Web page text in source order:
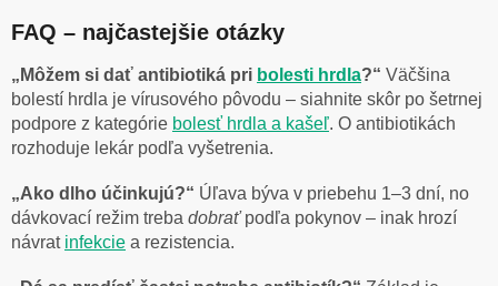
FAQ – najčastejšie otázky
„Môžem si dať antibiotiká pri bolesti hrdla?“ Väčšina
bolestí hrdla je vírusového pôvodu – siahnite skôr po šetrnej
podpore z kategórie bolesť hrdla a kašeľ. O antibiotikách
rozhoduje lekár podľa vyšetrenia.
„Ako dlho účinkujú?“ Úľava býva v priebehu 1–3 dní, no
dávkovací režim treba dobraťpodľa pokynov – inak hrozí
návrat infekcie a rezistencia.